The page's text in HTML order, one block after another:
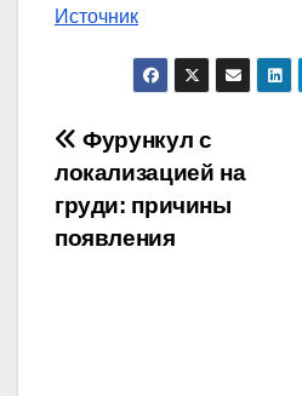
Источник
Навигация
по
записям
Фурункул с
локализацией на
груди: причины
появления